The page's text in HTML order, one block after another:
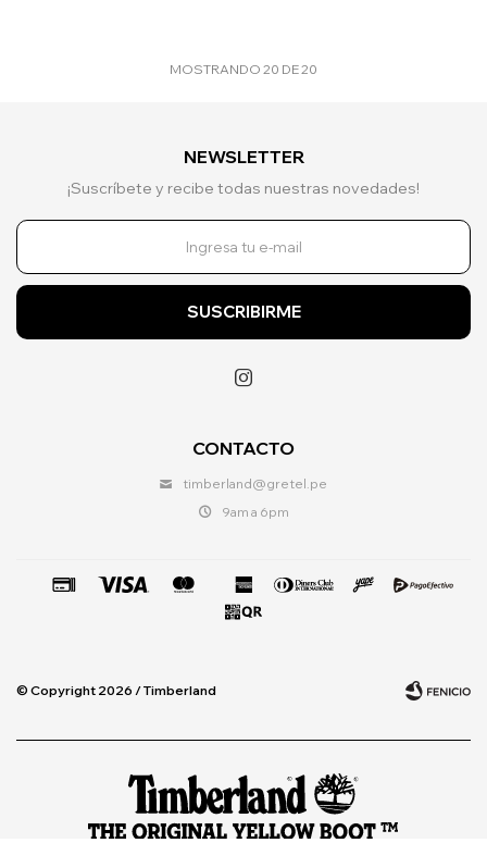
MOSTRANDO 20 DE20
CONTACTO
timberland@gretel.pe
9am a 6pm
NEWSLETTER
¡Suscríbete y recibe todas nuestras novedades!
SUSCRIBIRME

© Copyright 2026 / Timberland